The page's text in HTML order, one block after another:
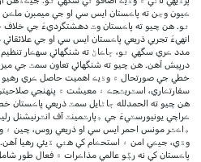
ڪيون وڃن ته پاڪستان ايس سي او جي ميمبرن
ٿو. هن چيو ته پاڪستان وٽ دهشتگرديءَ جي خلاف
انهيءَ تجربي ذريعي پاڪستان ايس سي او جي
مدد ڪري سگهي ٿو، ڇاڪاڻ ته شنگهائي سهڪار
درپيش آهن. هن چيو ته شنگهائي تعاون سمٽ جي
خطي جي صورتحال ۾ وڌيڪ اهميت حاصل ڪري رهيو
سفارتڪاري، اسٽريٽجڪ ۽ معيشت ۾ پنهنجي
هن چيو ته الحمدلله ڄاڻايل سمٽ ذريعي
ڪراچي يونيورسٽيءَ جي ڊپارٽمينٽ آف انٽرنيشنل
ڊاڪٽر مونس احمر ايس سي او ذريعي روس، چين ۽
وڌي، جيڪي امن ۽ استحڪام کي هٿي ڏيئي رهيا آهن.
پاڪستان کي نه رڳو عالمي مذاڪرات ۾ فعال طور شامل